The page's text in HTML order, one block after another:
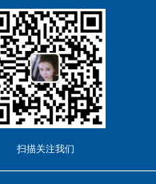
扫描关注我们